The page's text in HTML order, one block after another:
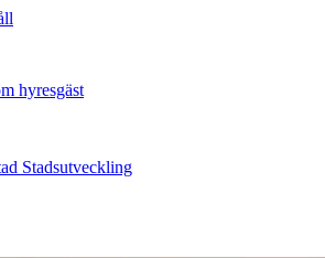
hyresgäst
Stadsutveckling